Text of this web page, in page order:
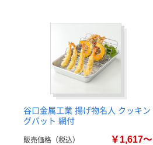
谷口金属工業 揚げ物名人 クッキン
グバット 網付
販売価格（税込） ￥1,617～